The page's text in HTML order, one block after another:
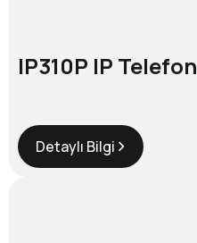
IP310P IP Telefon
Detaylı Bilgi